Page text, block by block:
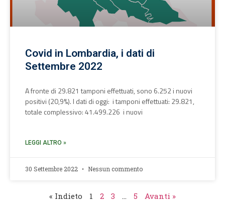
Covid in Lombardia, i dati di
Settembre 2022
A fronte di 29.821 tamponi effettuati, sono 6.252 i nuovi
positivi (20,9%). I dati di oggi: i tamponi effettuati: 29.821,
totale complessivo: 41.499.226 i nuovi
LEGGI ALTRO »
30 Settembre 2022 Nessun commento
« Indieto 1 2 3 … 5 Avanti »